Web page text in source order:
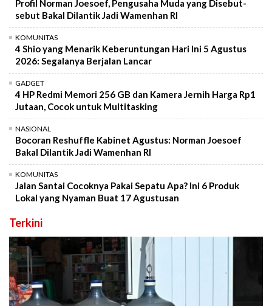
Profil Norman Joesoef, Pengusaha Muda yang Disebut-
sebut Bakal Dilantik Jadi Wamenhan RI
KOMUNITAS
4 Shio yang Menarik Keberuntungan Hari Ini 5 Agustus
2026: Segalanya Berjalan Lancar
GADGET
4 HP Redmi Memori 256 GB dan Kamera Jernih Harga Rp1
Jutaan, Cocok untuk Multitasking
NASIONAL
Bocoran Reshuffle Kabinet Agustus: Norman Joesoef
Bakal Dilantik Jadi Wamenhan RI
KOMUNITAS
Jalan Santai Cocoknya Pakai Sepatu Apa? Ini 6 Produk
Lokal yang Nyaman Buat 17 Agustusan
Terkini